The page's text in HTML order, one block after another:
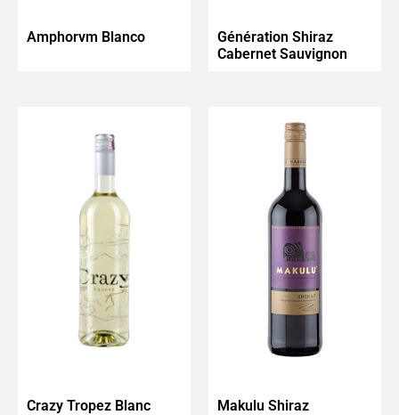
Amphorvm Blanco
Génération Shiraz
Cabernet Sauvignon
Crazy Tropez Blanc Makulu Shiraz